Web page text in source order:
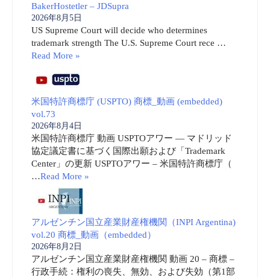
BakerHostetler – JDSupra
2026年8月5日
US Supreme Court will decide who determines
trademark strength The U.S. Supreme Court rece …
Read More »
米国特許商標庁 (USPTO) 商標_動画 (embedded)
vol.73
2026年8月4日
米国特許商標庁 動画 USPTOアワー ― マドリッド
協定議定書に基づく国際出願および「Trademark
Center」の更新 USPTOアワー – 米国特許商標庁（
…Read More »
アルゼンチン国立産業財産権機関（INPI Argentina)
vol.20 商標_動画（embedded）
2026年8月2日
アルゼンチン国立産業財産権機関 動画 20 – 商標 –
行政手続：権利の喪失、無効、および失効（第1部